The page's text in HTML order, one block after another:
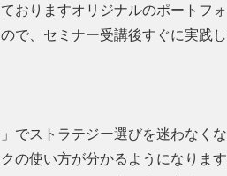
おりますオリジナルのポートフ
で、セミナー受講後すぐに実践
でストラテジー選びを迷わなくな
の使い方が分かるようになります